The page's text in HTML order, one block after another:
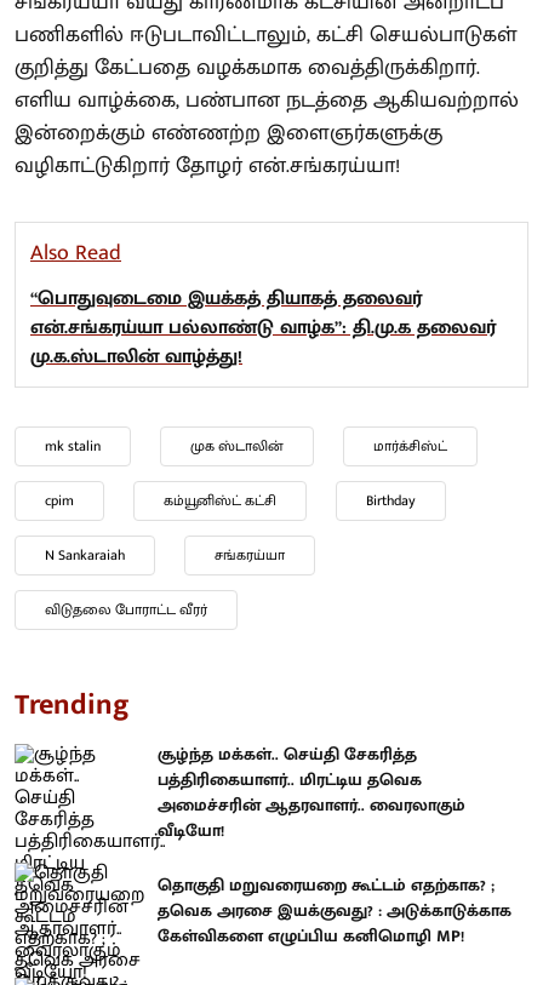
பணிகளில் ஈடுபடாவிட்டாலும், கட்சி செயல்பாடுகள்
குறித்து கேட்பதை வழக்கமாக வைத்திருக்கிறார்.
எளிய வாழ்க்கை, பண்பான நடத்தை ஆகியவற்றால்
இன்றைக்கும் எண்ணற்ற இளைஞர்களுக்கு
வழிகாட்டுகிறார் தோழர் என்.சங்கரய்யா!
Also Read
“பொதுவுடைமை இயக்கத் தியாகத் தலைவர்
என்.சங்கரய்யா பல்லாண்டு வாழ்க”: தி.மு.க தலைவர்
மு.க.ஸ்டாலின் வாழ்த்து!
mk stalin முக ஸ்டாலின் மார்க்சிஸ்ட்
cpim கம்யூனிஸ்ட் கட்சி Birthday
N Sankaraiah சங்கரய்யா
விடுதலை போராட்ட வீரர்
Trending
சூழ்ந்த மக்கள்.. செய்தி சேகரித்த
பத்திரிகையாளர்.. மிரட்டிய தவெக
அமைச்சரின் ஆதரவாளர்.. வைரலாகும்
வீடியோ!
தொகுதி மறுவரையறை கூட்டம் எதற்காக? ;
தவெக அரசை இயக்குவது? : அடுக்காடுக்காக
கேள்விகளை எழுப்பிய கனிமொழி MP!